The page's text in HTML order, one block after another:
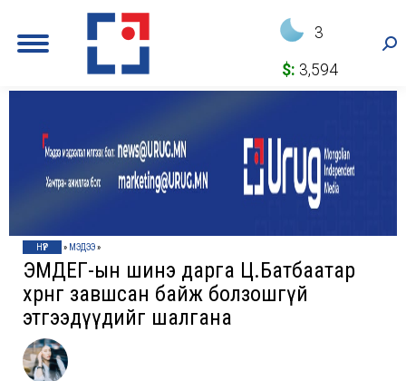
3
$: 3,594
НҮҮР » МЭДЭЭ»
ЭМДЕГ-ын шинэ дарга Ц.Батбаатар
хөрөнгө завшсан байж болзошгүй
этгээдүүдийг шалгана